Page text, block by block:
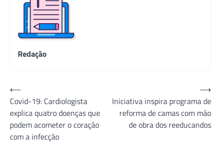
Redação
Navegação
de
Post
⟵
Covid-19: Cardiologista
explica quatro doenças que
podem acometer o coração
com a infecção
Iniciativa inspira programa de
reforma de camas com mão
de obra dos reeducandos
⟶